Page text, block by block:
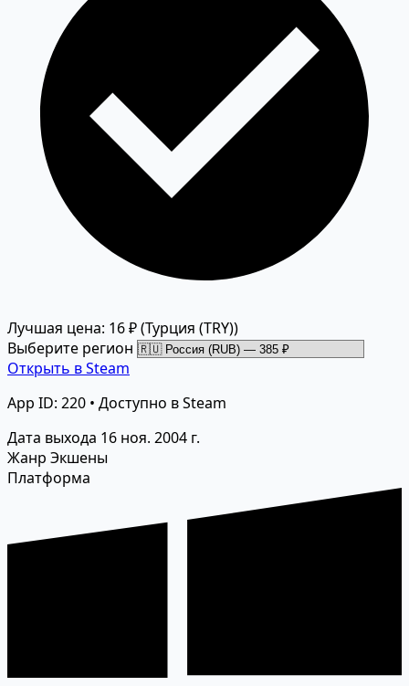
Лучшая цена: 16 ₽(Турция (TRY))
Выберите регион
Открыть в Steam
App ID: 220 • Доступно в Steam
Дата выхода 16 ноя. 2004 г.
Жанр Экшены
Платформа